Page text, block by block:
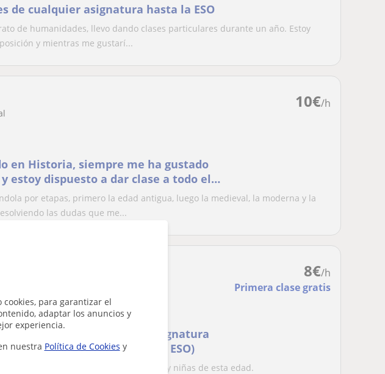
para garantizar el
adaptar los anuncios y
experiencia.
nuestra Política de Cookies y
de cualquier asignatura hasta la ESO
de humanidades, llevo dando clases particulares durante un año. Estoy
y mientras me gustarí...
10€/h
en Historia, siempre me ha gustado
estoy dispuesto a dar clase a todo el
le enseñe
por etapas, primero la edad antigua, luego la medieval, la moderna y la
las dudas que me...
8€/h
Primera clase gratis
básicas
o cualquier otra asignatura
de primaria o secundaria(2º ESO)
dando clases particulares a niños y niñas de esta edad.